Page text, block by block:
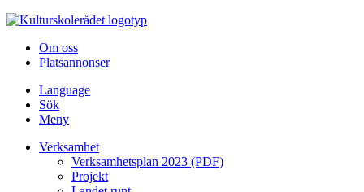
Hoppa till innehållet
Om oss
Platsannonser
Language
Sök
Meny
Verksamhet
Verksamhetsplan 2023 (PDF)
Projekt